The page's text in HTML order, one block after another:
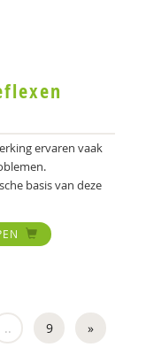
ervaren vaak
basis van deze
.. 9 »